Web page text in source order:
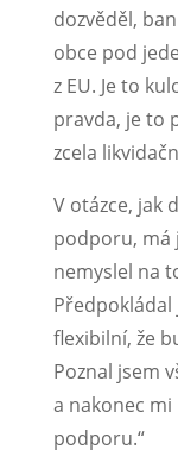
dozvěděl,
obce pod
z EU. Je to
pravda, je to
zcela
V otázce, jak
podporu, má
nemyslel na
Předpokládal
flexibilní, že
Poznal jsem
a nakonec
podporu.“